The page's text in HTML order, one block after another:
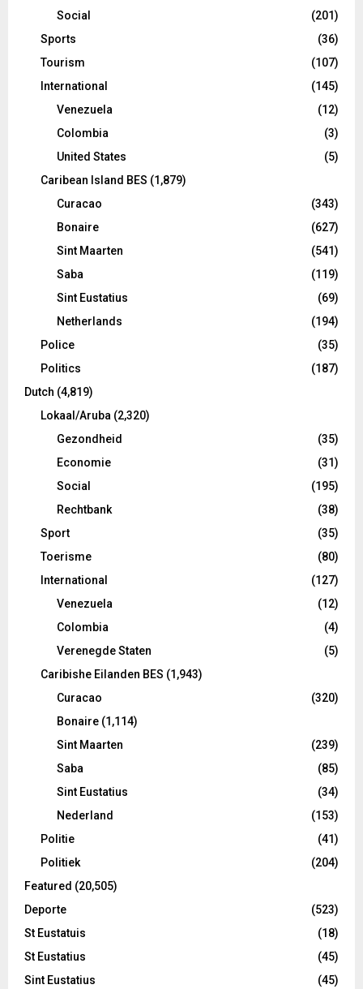
Social
(201)
Sports
(36)
Tourism
(107)
International
(145)
Venezuela
(12)
Colombia
(3)
United States
(5)
Caribean Island BES (1,879)
Curacao
(343)
Bonaire
(627)
Sint Maarten
(541)
Saba
(119)
Sint Eustatius
(69)
Netherlands
(194)
Police
(35)
Politics
(187)
Dutch (4,819)
Lokaal/Aruba (2,320)
Gezondheid
(35)
Economie
(31)
Social
(195)
Rechtbank
(38)
Sport
(35)
Toerisme
(80)
International
(127)
Venezuela
(12)
Colombia
(4)
Verenegde Staten
(5)
Caribishe Eilanden BES (1,943)
Curacao
(320)
Bonaire (1,114)
Sint Maarten
(239)
Saba
(85)
Sint Eustatius
(34)
Nederland
(153)
Politie
(41)
Politiek
(204)
Featured (20,505)
Deporte
(523)
St Eustatuis
(18)
St Eustatius
(45)
Sint Eustatius
(45)